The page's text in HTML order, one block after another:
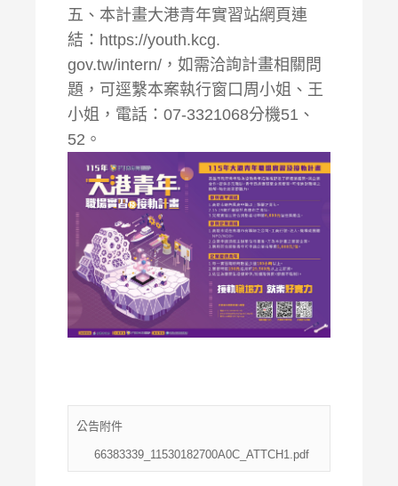
五、本計畫大港青年實習站網頁連
結：https://youth.kcg.
gov.tw/intern/，如需洽詢計畫相關問
題，可逕繫本案執行窗口周小姐、王
小姐，電話：07-3321068分機51、
52。
公告附件
66383339_11530182700A0C_ATTCH1.pdf